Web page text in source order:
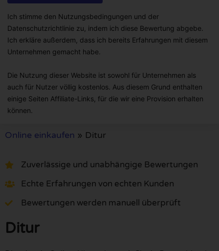
Ich stimme den Nutzungsbedingungen und der
Datenschutzrichtlinie zu, indem ich diese Bewertung abgebe.
Ich erkläre außerdem, dass ich bereits Erfahrungen mit diesem
Unternehmen gemacht habe.
Die Nutzung dieser Website ist sowohl für Unternehmen als
auch für Nutzer völlig kostenlos. Aus diesem Grund enthalten
einige Seiten Affiliate-Links, für die wir eine Provision erhalten
können.
Online einkaufen » Ditur
Zuverlässige und unabhängige Bewertungen
Echte Erfahrungen von echten Kunden
Bewertungen werden manuell überprüft
Ditur